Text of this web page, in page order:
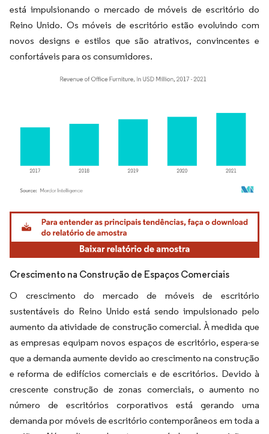
está impulsionando o mercado de móveis de escritório do
Reino Unido. Os móveis de escritório estão evoluindo com
novos designs e estilos que são atrativos, convincentes e
confortáveis para os consumidores.
Imagem © Mordor Intelligence. O reuso requer atribuição conforme CC BY 4.0.
Crescimento na Construção de Espaços Comerciais
O crescimento do mercado de móveis de escritório
sustentáveis do Reino Unido está sendo impulsionado pelo
aumento da atividade de construção comercial. À medida que
as empresas equipam novos espaços de escritório, espera-se
que a demanda aumente devido ao crescimento na construção
e reforma de edifícios comerciais e de escritórios. Devido à
crescente construção de zonas comerciais, o aumento no
número de escritórios corporativos está gerando uma
demanda por móveis de escritório contemporâneos em toda a